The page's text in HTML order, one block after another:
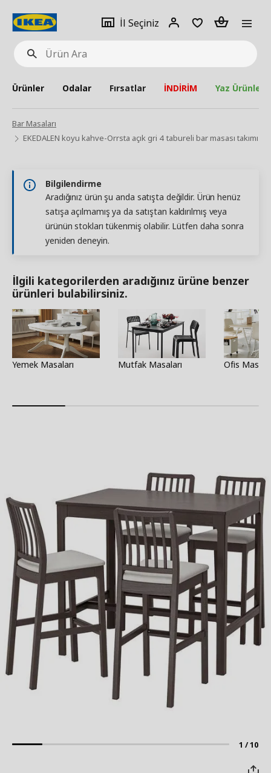
Ürün
Ara
İl Seçiniz
Giriş
Adet
Ürünler Odalar Fırsatlar İNDİRİM Yaz Ürünleri
Bar Masaları
EKEDALEN koyu kahve-Orrsta açık gri 4 tabureli bar masası takımı
Bilgilendirme
Aradığınız ürün şu anda satışta değildir. Ürün henüz
satışa açılmamış ya da satıştan kaldırılmış veya
ürünün stokları tükenmiş olabilir. Lütfen daha sonra
yeniden deneyin.
İlgili kategorilerden aradığınız ürüne benzer
ürünleri bulabilirsiniz.
Yemek Masaları Mutfak Masaları Ofis
1 / 10